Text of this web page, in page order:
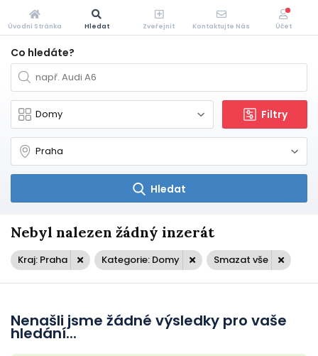
Co hledáte?
Filtry
Hledat
Nebyl nalezen žádný inzerát
Kraj: Praha Kategorie: Domy Smazat vše
Nenašli jsme žádné výsledky pro vaše
hledání...
Úvodní Stránka Hledat Zveřejnit Kontaktujte Nás Účet